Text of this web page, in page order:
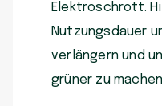
Elektroschrott.
Nutzungsdauer
verlängern und
grüner zu